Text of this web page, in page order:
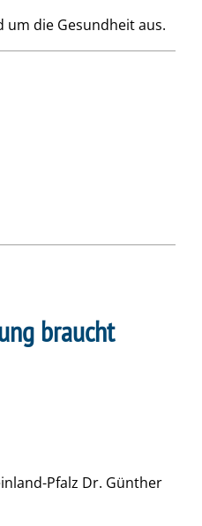
um die Gesundheit aus.
braucht
Pfalz Dr. Günther